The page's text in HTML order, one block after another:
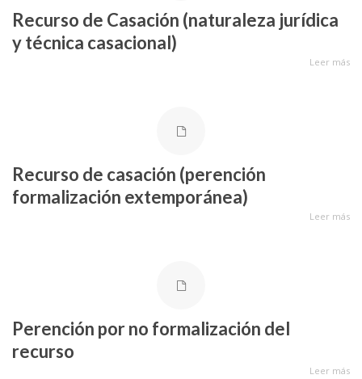
Recurso de Casación (naturaleza jurídica
y técnica casacional)
Leer más
Recurso de casación (perención
formalización extemporánea)
Leer más
Perención por no formalización del
recurso
Leer más